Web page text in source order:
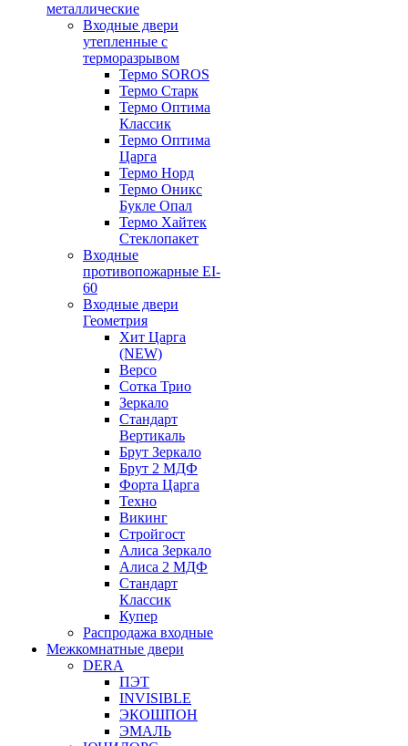
металлические
Входные двери
утепленные с
терморазрывом
Термо SOROS
Термо Старк
Термо Оптима
Классик
Термо Оптима
Царга
Термо Норд
Термо Оникс
Букле Опал
Термо Хайтек
Стеклопакет
Входные
противопожарные EI-
60
Входные двери
Геометрия
Хит Царга
(NEW)
Версо
Сотка Трио
Зеркало
Стандарт
Вертикаль
Брут Зеркало
Брут 2 МДФ
Форта Царга
Техно
Викинг
Стройгост
Алиса Зеркало
Алиса 2 МДФ
Стандарт
Классик
Купер
Распродажа входные
Межкомнатные двери
DERA
ПЭТ
INVISIBLE
ЭКОШПОН
ЭМАЛЬ